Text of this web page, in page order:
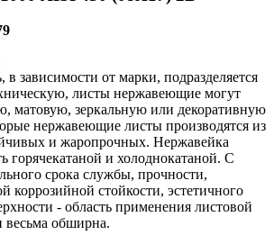
зависимости от марки, подразделяется
листы нержавеющие могут
матовую, зеркальную или декоративную
нержавеющие листы производятся из
и жаропрочных. Нержавейка
горячекатаной и холоднокатаной. С
срока службы, прочности,
коррозийной стойкости, эстетичного
- область применения листовой
обширна.